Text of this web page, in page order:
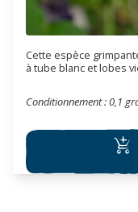
Cette espèce
à tube blanc et lobes
précieuse pour
Conditionnement : 0,1